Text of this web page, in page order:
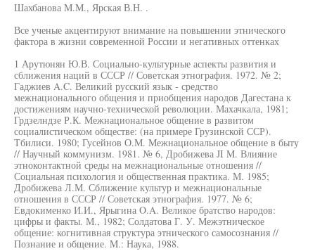
Шахбанова М.М., Ярская В.Н. .
Все ученые акцентируют внимание на повышении этнического
фактора в жизни современной России и негативных оттенках
1 Арутюнян Ю.В. Социально-культурные аспекты развития и
сближения наций в СССР // Советская этнография. 1972. № 2;
Гаджиев A.C. Великий русский язык - средство
межнационального общения и приобщения народов Дагестана к
достижениям научно-технической революции. Махачкала, 1981;
Грдзелндзе Р.К. Межнациональное общение в развитом
социалистическом обществе: (на примере Грузинской ССР).
Тбилиси. 1980; Гусейнов О.М. Межнациональное общение в быту
// Научный коммунизм. 1981. № 6, Дробижева JI M. Влияние
этноконтактной среды на межнациональные отношения //
Социальная психология и общественная практика. М. 1985;
Дробижева Л.М. Сближение культур и межнациональные
отношения в СССР // Советская этнография. 1977. № 6;
Евдокименко И.И., Ярыгина O.A. Великое братство народов:
цифры и факты. М., 1982; Солдатова Г. У. Межэтническое
общение: когнитивная структура этнического самосознания //
Познание и общение. M.: Наука, 1988.